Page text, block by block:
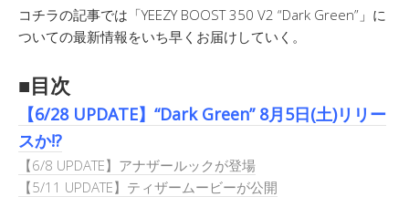
コチラの記事では「YEEZY BOOST 350 V2 “Dark Green”」に
ついての最新情報をいち早くお届けしていく。
■目次
【6/28 UPDATE】“Dark Green” 8月5日(土)リリー
スか!?
【6/8 UPDATE】アナザールックが登場
【5/11 UPDATE】ティザームービーが公開